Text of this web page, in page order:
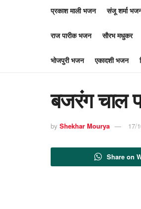
प्रकाश माली भजन संजू शर्मा
राज पारीक भजन सौरभ मधुकर
भोजपुरी भजन एकादशी भजन
बजरंग चाल
by Shekhar Mourya 17/
Share on